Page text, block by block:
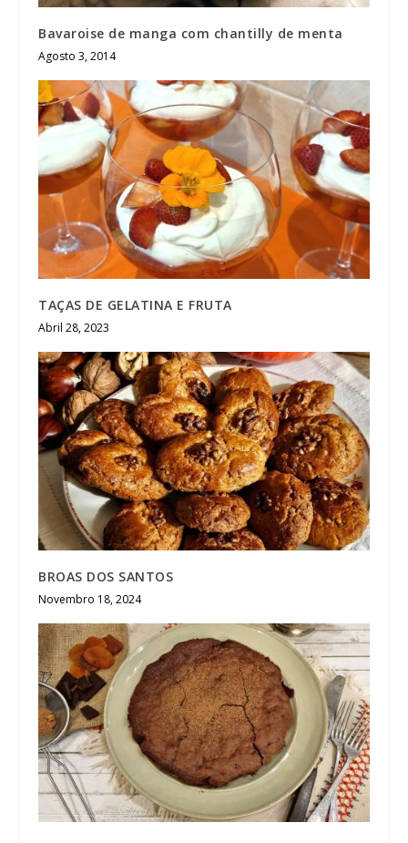
Bavaroise de manga com chantilly de menta
Agosto 3, 2014
TAÇAS DE GELATINA E FRUTA
Abril 28, 2023
BROAS DOS SANTOS
Novembro 18, 2024